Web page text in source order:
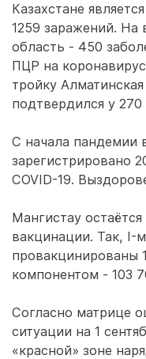
Казахстане
1259 заражений. На
область - 450
ПЦР на
тройку
подтвердился у 270
С начала пандемии
зарегистрировано
COVID-19.
Мангистау
вакцинации. Так, I-
провакцинированы
компонентом - 103
Согласно матрице
ситуации на 1
«красной» зоне